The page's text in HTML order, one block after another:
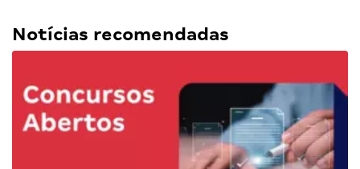
Notícias recomendadas